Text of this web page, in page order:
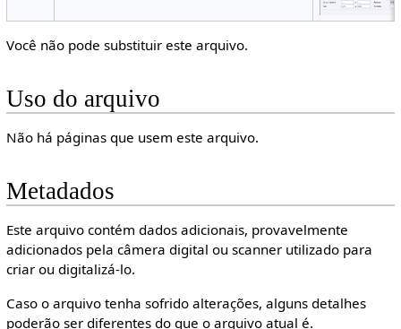
Você não pode substituir este arquivo.
Uso do arquivo
Não há páginas que usem este arquivo.
Metadados
Este arquivo contém dados adicionais, provavelmente
adicionados pela câmera digital ou scanner utilizado para
criar ou digitalizá-lo.
Caso o arquivo tenha sofrido alterações, alguns detalhes
poderão ser diferentes do que o arquivo atual é.